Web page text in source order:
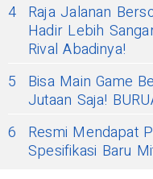
4 Raja Jalanan
Hadir Lebih
Rival Abadinya!
5
Bisa Main Game
Jutaan Saja!
6
Resmi Mendapat
Spesifikasi Baru